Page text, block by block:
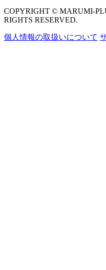
COPYRIGHT © MARUMI-
RIGHTS RESERVED.
個人情報の取扱いについて